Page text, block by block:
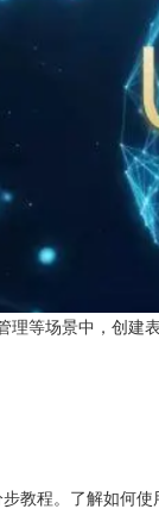
理等场景中，创
教程。了解如何